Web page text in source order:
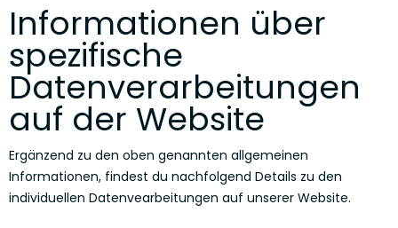
Informationen über
spezifische
Datenverarbeitungen
auf der Website
Ergänzend zu den oben genannten allgemeinen
Informationen, findest du nachfolgend Details zu den
individuellen Datenvearbeitungen auf unserer Website.